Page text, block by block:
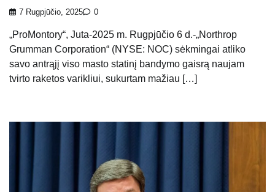
7 Rugpjūčio, 2025 0
„ProMontory“, Juta-2025 m. Rugpjūčio 6 d.-„Northrop
Grumman Corporation“ (NYSE: NOC) sėkmingai atliko
savo antrąjį viso masto statinį bandymo gaisrą naujam
tvirto raketos varikliui, sukurtam mažiau […]